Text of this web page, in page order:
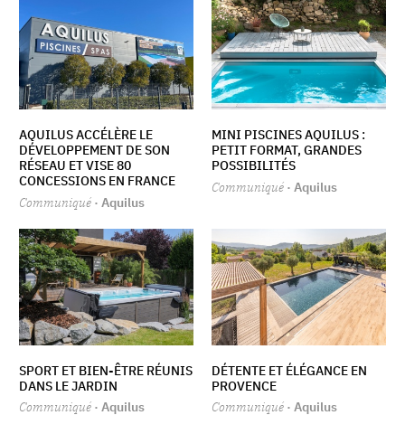
AQUILUS ACCÉLÈRE LE
DÉVELOPPEMENT DE SON
RÉSEAU ET VISE 80
CONCESSIONS EN FRANCE
Communiqué · Aquilus
MINI PISCINES AQUILUS :
PETIT FORMAT, GRANDES
POSSIBILITÉS
Communiqué · Aquilus
SPORT ET BIEN-ÊTRE RÉUNIS
DANS LE JARDIN
Communiqué · Aquilus
DÉTENTE ET ÉLÉGANCE EN
PROVENCE
Communiqué · Aquilus